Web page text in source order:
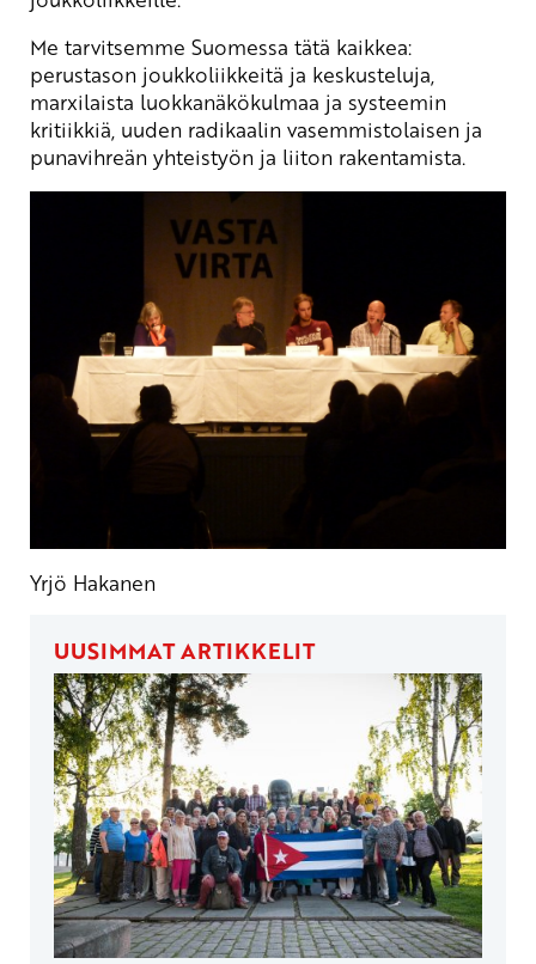
Me tarvitsemme Suomessa tätä kaikkea:
perustason joukkoliikkeitä ja keskusteluja,
marxilaista luokkanäkökulmaa ja systeemin
kritiikkiä, uuden radikaalin vasemmistolaisen ja
punavihreän yhteistyön ja liiton rakentamista.
Yrjö Hakanen
UUSIMMAT ARTIKKELIT